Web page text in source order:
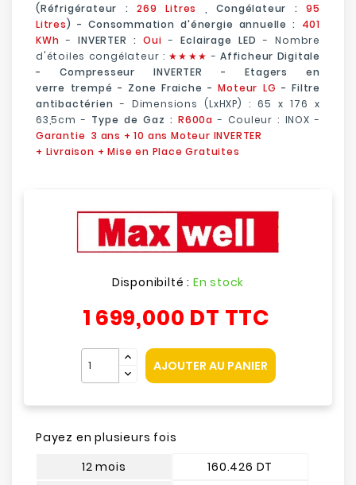
(Réfrigérateur :269 Litres , Congélateur :
95
Litres) - Consommation d'énergie annuelle : 401
KWh-INVERTER :Oui-Eclairage LED - Nombre
d'étoiles congélateur : ★★ ★★ - Afficheur Digitale
-Compresseur INVERTER -Etagers en
verre trempé - Zone Fraiche -Moteur LG - Filtre
antibactérien- Dimensions (LxHXP) : 65 x176 x
63,5cm- Type de Gaz : R600a - Couleur : INOX -
Garantie 3 ans + 10 ans Moteur INVERTER
+ Livraison + Mise en Place Gratuites
Disponibilté : En stock
1 699,000 DT TTC
AJOUTER AU PANIER
Payez en plusieurs fois
12 mois
160.426 DT